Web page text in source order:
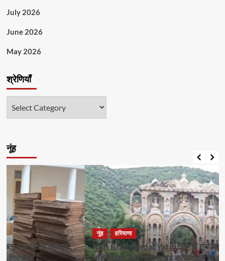
July 2026
June 2026
May 2026
श्रेणियाँ
नूंह
नूंह हरियाणा
Nuh Brajmandal Yatra: नूंह में गूंजे बम-बम भोले के जयकारे,